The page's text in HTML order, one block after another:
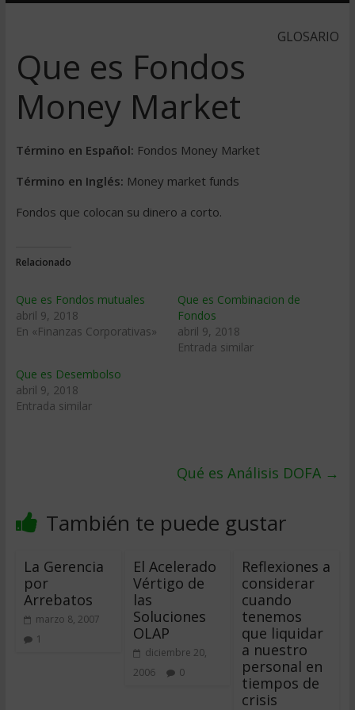
GLOSARIO
Que es Fondos
Money Market
Término en Español: Fondos Money Market
Término en Inglés: Money market funds
Fondos que colocan su dinero a corto.
Relacionado
Que es Fondos mutuales
abril 9, 2018
En «Finanzas Corporativas»
Que es Combinacion de
Fondos
abril 9, 2018
Entrada similar
Que es Desembolso
abril 9, 2018
Entrada similar
Qué es Análisis DOFA →
También te puede gustar
La Gerencia
por
Arrebatos
marzo 8, 2007
1
El Acelerado
Vértigo de
las
Soluciones
OLAP
diciembre 20,
2006
0
Reflexiones a
considerar
cuando
tenemos
que liquidar
a nuestro
personal en
tiempos de
crisis